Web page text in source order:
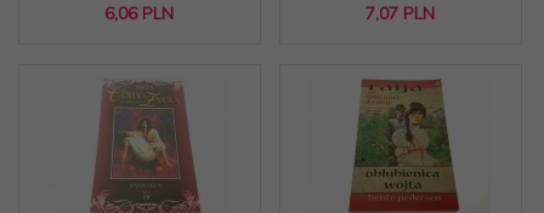
6,06 PLN 7,07 PLN